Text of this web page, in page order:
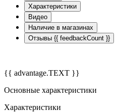
Характеристики
Видео
Наличие в магазинах
Отзывы {{ feedbackCount }}
{{ advantage.TEXT }}
Основные характеристики
Характеристики